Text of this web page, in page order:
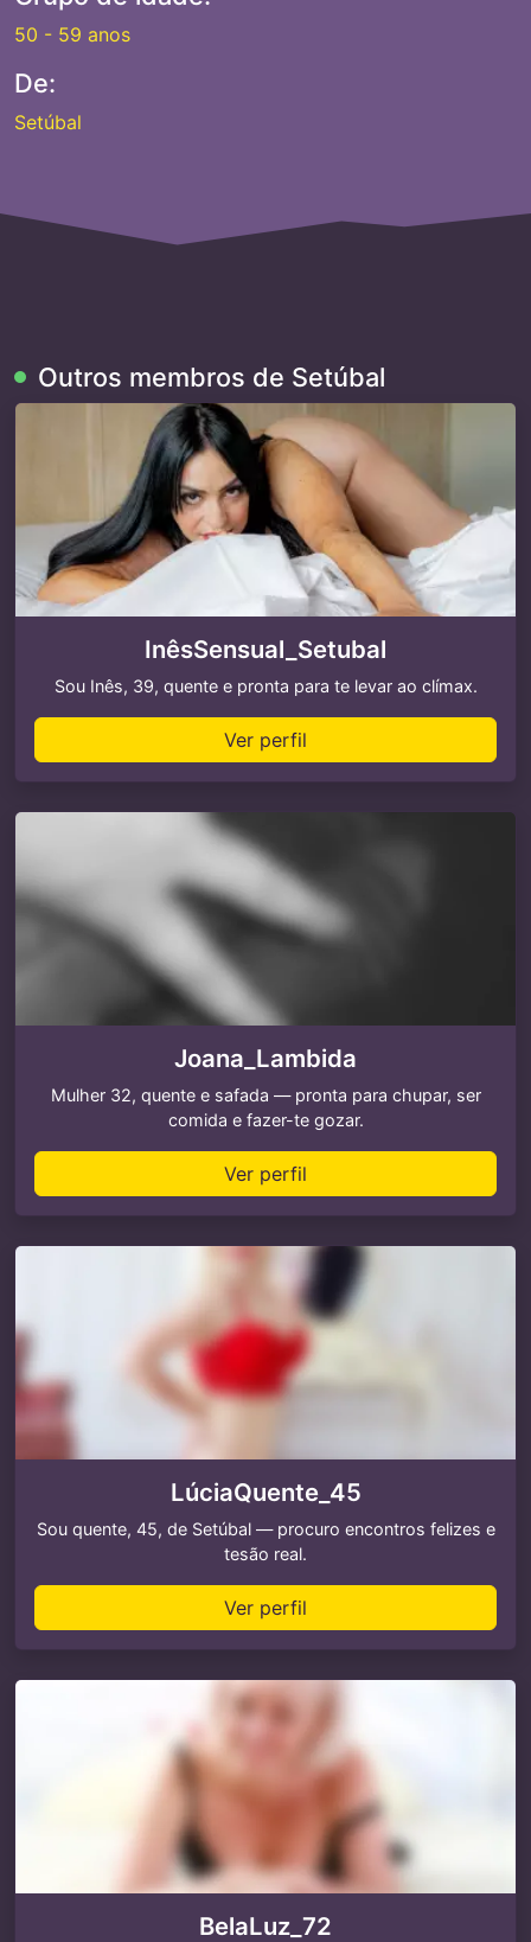
50 - 59 anos
De:
Setúbal
Outros membros de Setúbal
InêsSensual_Setubal
Sou Inês, 39, quente e pronta para te levar ao clímax.
Ver perfil
Joana_Lambida
Mulher 32, quente e safada — pronta para chupar, ser
comida e fazer-te gozar.
Ver perfil
LúciaQuente_45
Sou quente, 45, de Setúbal — procuro encontros felizes e
tesão real.
Ver perfil
BelaLuz_72